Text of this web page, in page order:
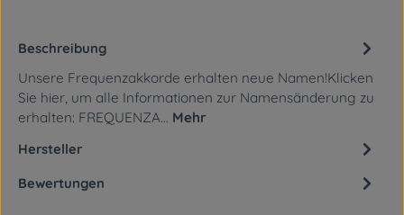
Beschreibung
Unsere Frequenzakkorde erhalten neue Namen!Klicken
Sie hier, um alle Informationen zur Namensänderung zu
erhalten: FREQUENZA… Mehr
Hersteller
Bewertungen